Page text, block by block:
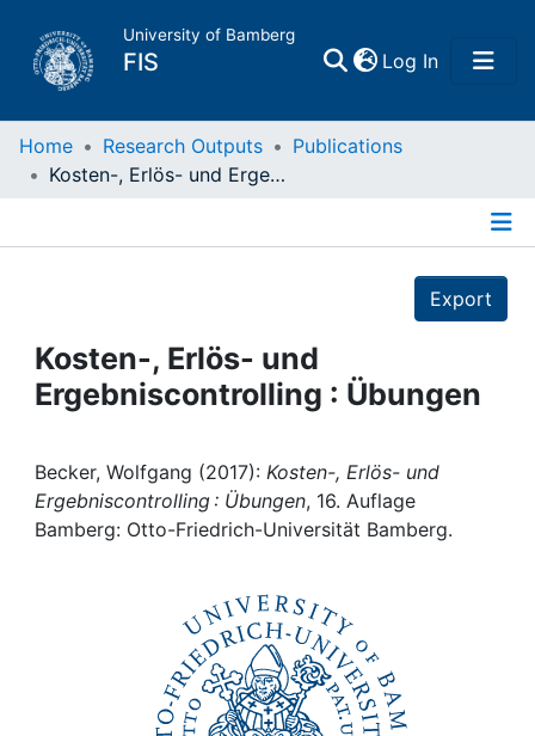
University of Bamberg
FIS Log In(current)
Home
Projects
People
Institutions
Awards
Home Research Outputs
Publications
Kosten-, Erlös- und Ergebniscontrolling : Übungen
Export
Kosten-, Erlös- und
Ergebniscontrolling : Übungen
Becker, Wolfgang (2017): Kosten-, Erlös- und
Ergebniscontrolling : Übungen, 16. Auflage
Bamberg: Otto-Friedrich-Universität Bamberg.